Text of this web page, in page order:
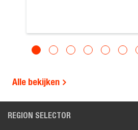
Alle bekijken
REGION SELECTOR